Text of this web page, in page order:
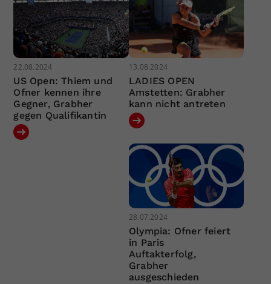
22.08.2024
US Open: Thiem und
Ofner kennen ihre
Gegner, Grabher
gegen Qualifikantin
13.08.2024
LADIES OPEN
Amstetten: Grabher
kann nicht antreten
28.07.2024
Olympia: Ofner feiert
in Paris
Auftakterfolg,
Grabher
ausgeschieden